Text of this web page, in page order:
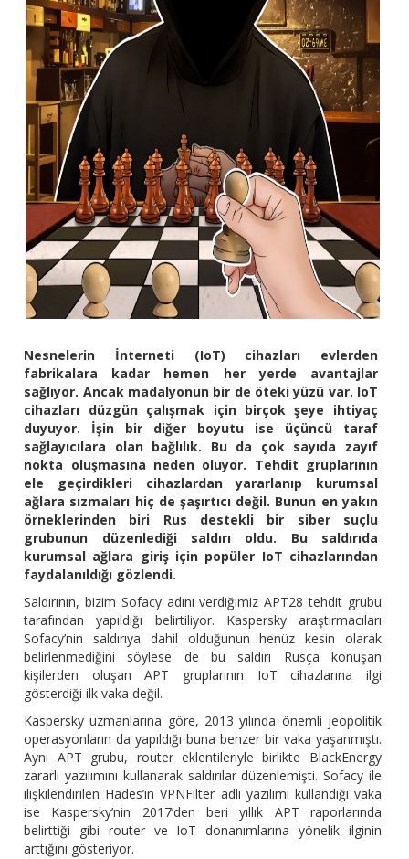
Nesnelerin İnterneti (IoT) cihazları evlerden
fabrikalara kadar hemen her yerde avantajlar
sağlıyor. Ancak madalyonun bir de öteki yüzü var. IoT
cihazları düzgün çalışmak için birçok şeye ihtiyaç
duyuyor. İşin bir diğer boyutu ise üçüncü taraf
sağlayıcılara olan bağlılık. Bu da çok sayıda zayıf
nokta oluşmasına neden oluyor. Tehdit gruplarının
ele geçirdikleri cihazlardan yararlanıp kurumsal
ağlara sızmaları hiç de şaşırtıcı değil. Bunun en yakın
örneklerinden biri Rus destekli bir siber suçlu
grubunun düzenlediği saldırı oldu. Bu saldırıda
kurumsal ağlara giriş için popüler IoT cihazlarından
faydalanıldığı gözlendi.
Saldırının, bizim Sofacy adını verdiğimiz APT28 tehdit grubu
tarafından yapıldığı belirtiliyor. Kaspersky araştırmacıları
Sofacy’nin saldırıya dahil olduğunun henüz kesin olarak
belirlenmediğini söylese de bu saldırı Rusça konuşan
kişilerden oluşan APT gruplarının IoT cihazlarına ilgi
gösterdiği ilk vaka değil.
Kaspersky uzmanlarına göre, 2013 yılında önemli jeopolitik
operasyonların da yapıldığı buna benzer bir vaka yaşanmıştı.
Aynı APT grubu, router eklentileriyle birlikte BlackEnergy
zararlı yazılımını kullanarak saldırılar düzenlemişti. Sofacy ile
ilişkilendirilen Hades’in VPNFilter adlı yazılımı kullandığı vaka
ise Kaspersky’nin 2017’den beri yıllık APT raporlarında
belirttiği gibi router ve IoT donanımlarına yönelik ilginin
arttığını gösteriyor.